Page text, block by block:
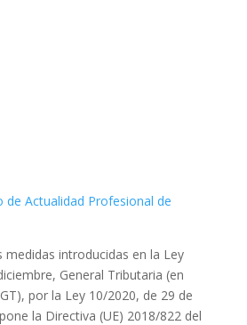
de Actualidad Profesional de
introducidas en la Ley
General Tributaria (en
por la Ley 10/2020, de 29 de
la Directiva (UE) 2018/822 del